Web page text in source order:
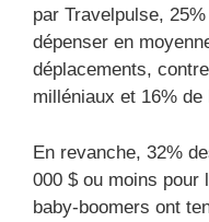
par Travelpulse,
dépenser en
déplacements,
milléniaux et 16% de
En revanche, 32%
000 $ ou moins pour
baby-boomers ont